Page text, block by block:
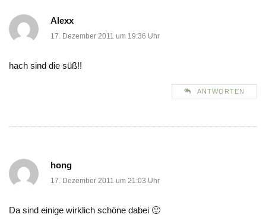
Alexx
17. Dezember 2011 um 19:36 Uhr
hach sind die süß!!
ANTWORTEN
hong
17. Dezember 2011 um 21:03 Uhr
Da sind einige wirklich schöne dabei 🙂